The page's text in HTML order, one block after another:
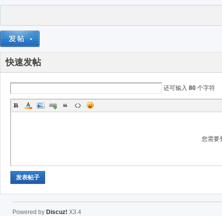
快速发帖
还可输入 80 个字符
您需要
发表帖子
Powered by Discuz! X3.4